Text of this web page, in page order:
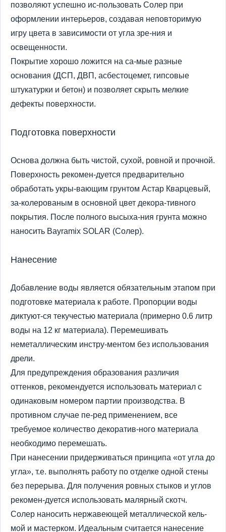
позволяют успешно ис-пользовать Солер при
оформлении интерьеров, создавая неповторимую
игру цвета в зависимости от угла зре-ния и
освещенности.
Покрытие хорошо ложится на са-мые разные
основания (ДСП, ДВП, асбестоцемет, гипсовые
штукатурки и бетон) и позволяет скрыть мелкие
дефекты поверхности.
Подготовка поверхности
Основа должна быть чистой, сухой, ровной и прочной.
Поверхность рекомен-дуется предварительно
обработать укры-вающим грунтом Астар Кварцевый,
за-колерованым в основной цвет декора-тивного
покрытия. После полного высыха-ния грунта можно
наносить Bayramix SOLAR (Солер).
Нанесение
Добавление воды является обязательным этапом при
подготовке материала к работе. Пропорции воды
диктуют-ся текучестью материала (примерно 0.6 литр
воды на 12 кг материала). Перемешивать
неметаллическим инстру-ментом без использования
дрели.
Для предупреждения образования различия
оттенков, рекомендуется использовать материал с
одинаковым номером партии производства. В
противном случае пе-ред применением, все
требуемое количество декоратив-ного материала
необходимо перемешать.
При нанесении придерживаться принципа «от угла до
угла», т.е. выполнять работу по отделке одной стены
без перерыва. Для получения ровных стыков и углов
рекомен-дуется использовать малярный скотч.
Солер наносить нержавеющей металлической кель-
мой и мастерком. Идеальным считается нанесение